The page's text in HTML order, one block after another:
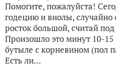
Помогите, пожалуйста!
годецию и виолы,
росток большой, считай
Произошло это минут 10-15
бутыле с корневином (пол
Есть ли...